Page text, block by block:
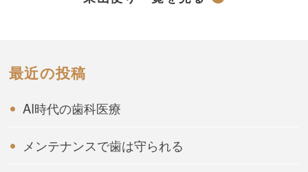
最近の投稿
AI時代の歯科医療
メンテナンスで歯は守られる